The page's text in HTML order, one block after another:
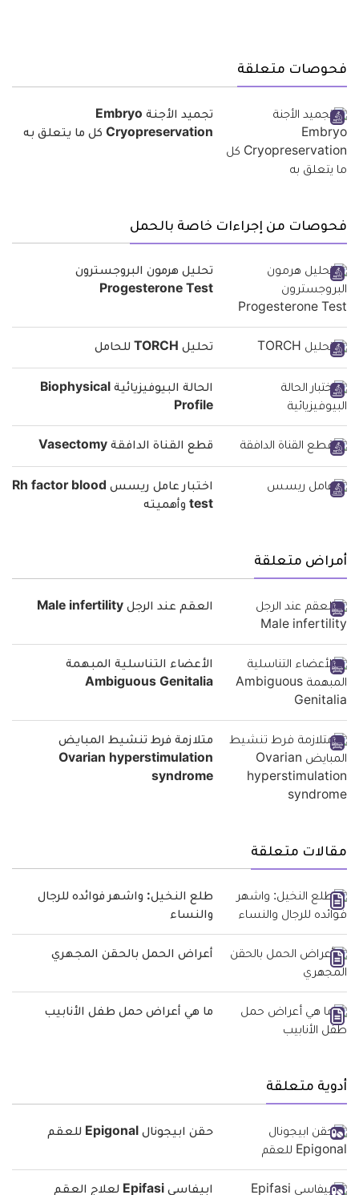
فحوصات متعلقة
تجميد الأجنة Embryo
Cryopreservation كل ما يتعلق به
فحوصات من إجراءات خاصة بالحمل
تحليل هرمون البروجسترون
Progesterone Test
تحليل TORCH للحامل
الحالة البيوفيزيائية Biophysical
Profile
قطع القناة الدافقة Vasectomy
اختبار عامل ريسس Rh factor blood
test وأهميته
أمراض متعلقة
العقم عند الرجل Male infertility
الأعضاء التناسلية المبهمة
Ambiguous Genitalia
متلازمة فرط تنشيط المبايض
Ovarian hyperstimulation
syndrome
مقالات متعلقة
طلع النخيل: واشهر فوائده للرجال
والنساء
أعراض الحمل بالحقن المجهري
ما هي أعراض حمل طفل الأنابيب
أدوية متعلقة
حقن ابيجونال Epigonal للعقم
ابيفاسي Epifasi لعلاج العقم